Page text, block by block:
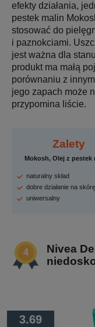
efekty działania,
pestek malin
stosować do
i paznokciami.
jest ważna dla
produkt ma małą
porównaniu z
jego zapach może
przypomina liście.
Zalety
Mokosh, Olej z pestek
naturalny skład
dobre działanie na skórę
uniwersalny
Nivea
3.69